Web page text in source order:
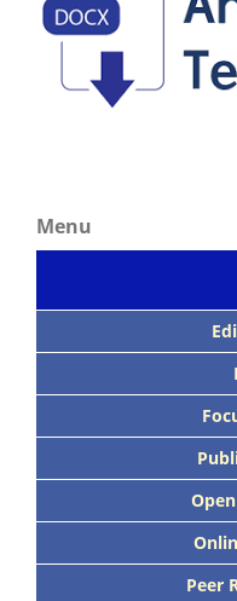
Menu
Peer